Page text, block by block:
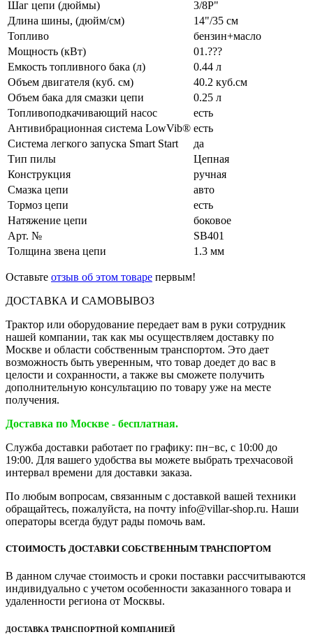
Шаг цепи (дюймы)
3/8P"
Длина шины, (дюйм/см)
14"/35 см
Топливо
бензин+масло
Мощность (кВт)
01.???
Емкость топливного бака (л)
0.44 л
Объем двигателя (куб. см)
40.2 куб.см
Объем бака для смазки цепи
0.25 л
Топливоподкачивающий насос
есть
Антивибрационная система LowVib® есть
Система легкого запуска Smart Start
да
Тип пилы
Цепная
Конструкция
ручная
Смазка цепи
авто
Тормоз цепи
есть
Натяжение цепи
боковое
Арт. №
SB401
Толщина звена цепи
1.3 мм
Оставьте отзыв об этом товаре первым!
ДОСТАВКА И САМОВЫВОЗ
Трактор или оборудование передает вам в руки сотрудник
нашей компании, так как мы осуществляем доставку по
Москве и области собственным транспортом. Это дает
возможность быть уверенным, что товар доедет до вас в
целости и сохранности, а также вы сможете получить
дополнительную консультацию по товару уже на месте
получения.
Доставка по Москве - бесплатная.
Служба доставки работает по графику: пн−вс, с 10:00 до
19:00. Для вашего удобства вы можете выбрать трехчасовой
интервал времени для доставки заказа.
По любым вопросам, связанным с доставкой вашей техники
обращайтесь, пожалуйста, на почту info@villar-shop.ru. Наши
операторы всегда будут рады помочь вам.
СТОИМОСТЬ ДОСТАВКИ СОБСТВЕННЫМ ТРАНСПОРТОМ
В данном случае стоимость и сроки поставки рассчитываются
индивидуально с учетом особенности заказанного товара и
удаленности региона от Москвы.
ДОСТАВКА ТРАНСПОРТНОЙ КОМПАНИЕЙ